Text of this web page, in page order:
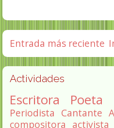
Entrada más reciente
Actividades
Escritora Poeta
Periodista Cantante
compositora activista